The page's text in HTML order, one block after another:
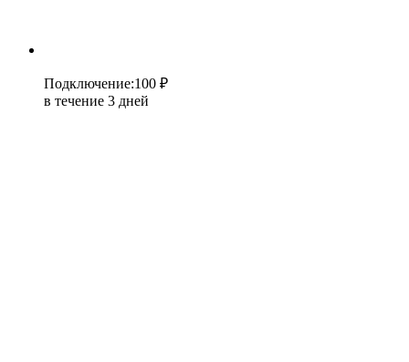
Подключение:100 ₽
в течение 3 дней